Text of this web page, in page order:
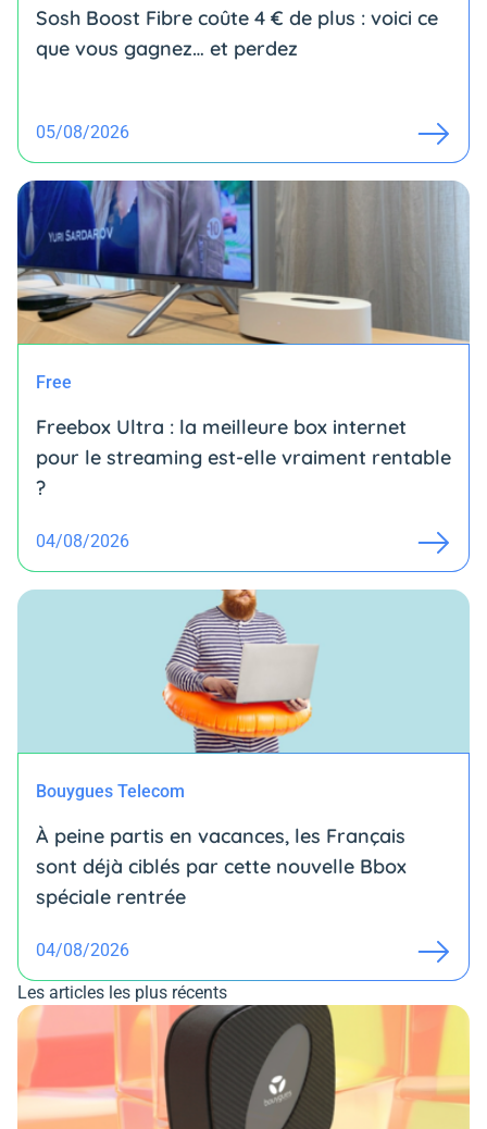
Sosh Boost Fibre coûte 4 € de plus : voici ce
que vous gagnez… et perdez
05/08/2026
Free
Freebox Ultra : la meilleure box internet
pour le streaming est-elle vraiment rentable
?
04/08/2026
Bouygues Telecom
À peine partis en vacances, les Français
sont déjà ciblés par cette nouvelle Bbox
spéciale rentrée
04/08/2026
Les articles les plus récents